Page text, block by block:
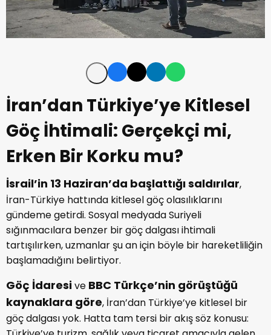
İran’dan Türkiye’ye Kitlesel
Göç İhtimali: Gerçekçi mi,
Erken Bir Korku mu?
İsrail’in 13 Haziran’da başlattığı saldırılar,
İran-Türkiye hattında kitlesel göç olasılıklarını
gündeme getirdi. Sosyal medyada Suriyeli
sığınmacılara benzer bir göç dalgası ihtimali
tartışılırken, uzmanlar şu an için böyle bir hareketliliğin
başlamadığını belirtiyor.
Göç İdaresive BBC Türkçe’nin görüştüğü
kaynaklara göre, İran’dan Türkiye’ye kitlesel bir
göç dalgası yok. Hatta tam tersi bir akış söz konusu: